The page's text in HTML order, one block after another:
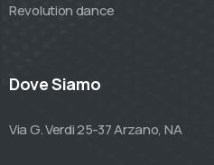
Revolution dance
Dove Siamo
Via G. Verdi 25-37 Arzano, NA